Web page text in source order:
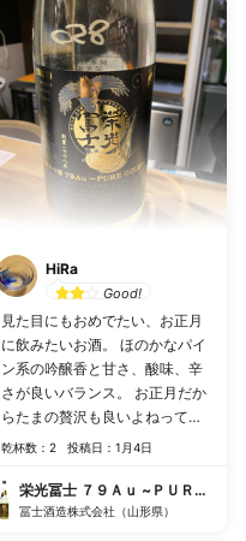
HiRa
Good!
見た目にもおめでたい、お正月
に飲みたいお酒。 ほのかなパイ
ン系の吟醸香と甘さ、酸味、辛
さが良いバランス。 お正月だか
らたまの贅沢も良いよねって気
分にしてくれます。
乾杯数：2 投稿日：1月4日
栄光冨士 ７９Ａｕ ~ＰＵＲＥ Ｇ
冨士酒造株式会社（山形県）